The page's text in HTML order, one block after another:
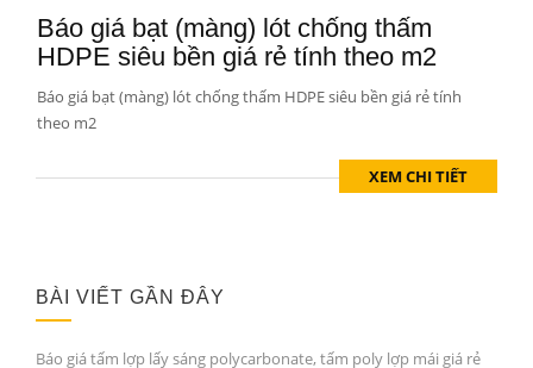
Báo giá bạt (màng) lót chống thấm
HDPE siêu bền giá rẻ tính theo m2
Báo giá bạt (màng) lót chống thấm HDPE siêu bền giá rẻ tính
theo m2
XEM CHI TIẾT
BÀI VIẾT GẦN ĐÂY
Báo giá tấm lợp lấy sáng polycarbonate, tấm poly lợp mái giá rẻ